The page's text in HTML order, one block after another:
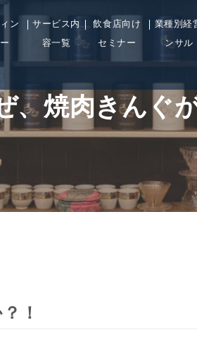
ン
サービス内
容一覧
飲食店向け
セミナー
業種別経
ンサル
、焼肉きんぐ
！